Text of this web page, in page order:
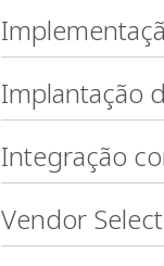
Implantação
Integração
Vendor